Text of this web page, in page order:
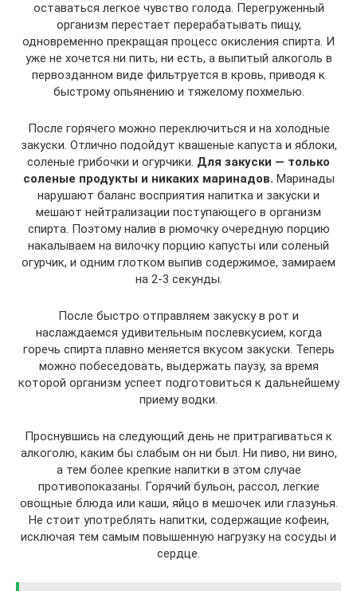
оставаться легкое чувство голода. Перегруженный
организм перестает перерабатывать пищу,
одновременно прекращая процесс окисления спирта. И
уже не хочется ни пить, ни есть, а выпитый алкоголь в
первозданном виде фильтруется в кровь, приводя к
быстрому опьянению и тяжелому похмелью.
После горячего можно переключиться и на холодные
закуски. Отлично подойдут квашеные капуста и яблоки,
соленые грибочки и огурчики. Для закуски — только
соленые продукты и никаких маринадов. Маринады
нарушают баланс восприятия напитка и закуски и
мешают нейтрализации поступающего в организм
спирта. Поэтому налив в рюмочку очередную порцию
накалываем на вилочку порцию капусты или соленый
огурчик, и одним глотком выпив содержимое, замираем
на 2-3 секунды.
После быстро отправляем закуску в рот и
наслаждаемся удивительным послевкусием, когда
горечь спирта плавно меняется вкусом закуски. Теперь
можно побеседовать, выдержать паузу, за время
которой организм успеет подготовиться к дальнейшему
приему водки.
Проснувшись на следующий день не притрагиваться к
алкоголю, каким бы слабым он ни был. Ни пиво, ни вино,
а тем более крепкие напитки в этом случае
противопоказаны. Горячий бульон, рассол, легкие
овощные блюда или каши, яйцо в мешочек или глазунья.
Не стоит употреблять напитки, содержащие кофеин,
исключая тем самым повышенную нагрузку на сосуды и
сердце.